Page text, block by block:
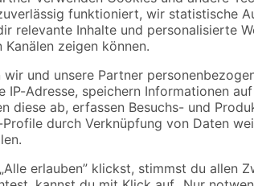
Mengenrabatt
Bestseller
binderholz
Mengenrabatt
Bestseller
binderholz